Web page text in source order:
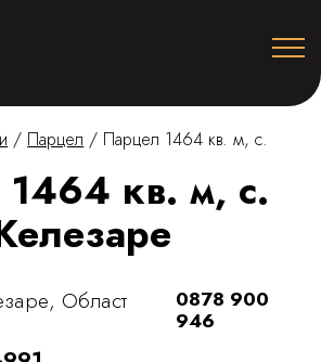
/ Парцел / Парцел 1464 кв. м, с.
кв. м, с.
Област 0878 900
946